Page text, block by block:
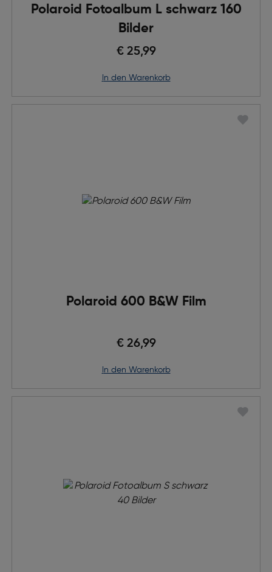
Polaroid Fotoalbum L schwarz 160
Bilder
€ 25,99
in den Warenkorb
Polaroid 600 B&W Film
€ 26,99
in den Warenkorb